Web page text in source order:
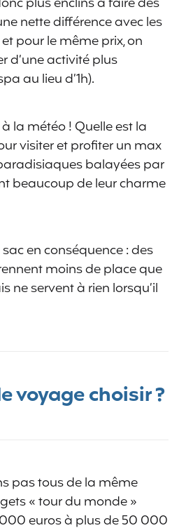
nette différence avec les
pour le même prix, on
d’une activité plus
au lieu d’1h).
la météo ! Quelle est la
visiter et profiter un max
balayées par
beaucoup de leur charme
sac en conséquence : des
moins de place que
ne servent à rien lorsqu’il
voyage choisir ?
pas tous de la même
« tour du monde »
euros à plus de 50 000